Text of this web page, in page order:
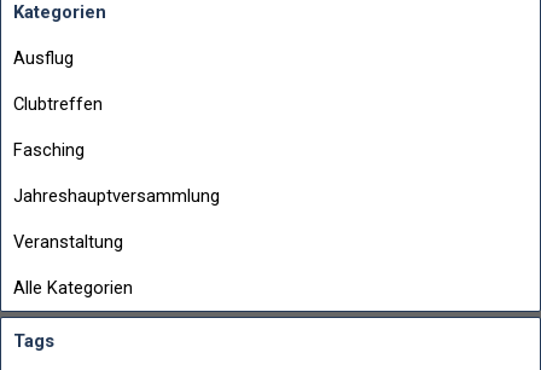
Kategorien
Ausflug
Clubtreffen
Fasching
Jahreshauptversammlung
Veranstaltung
Alle Kategorien
Tags